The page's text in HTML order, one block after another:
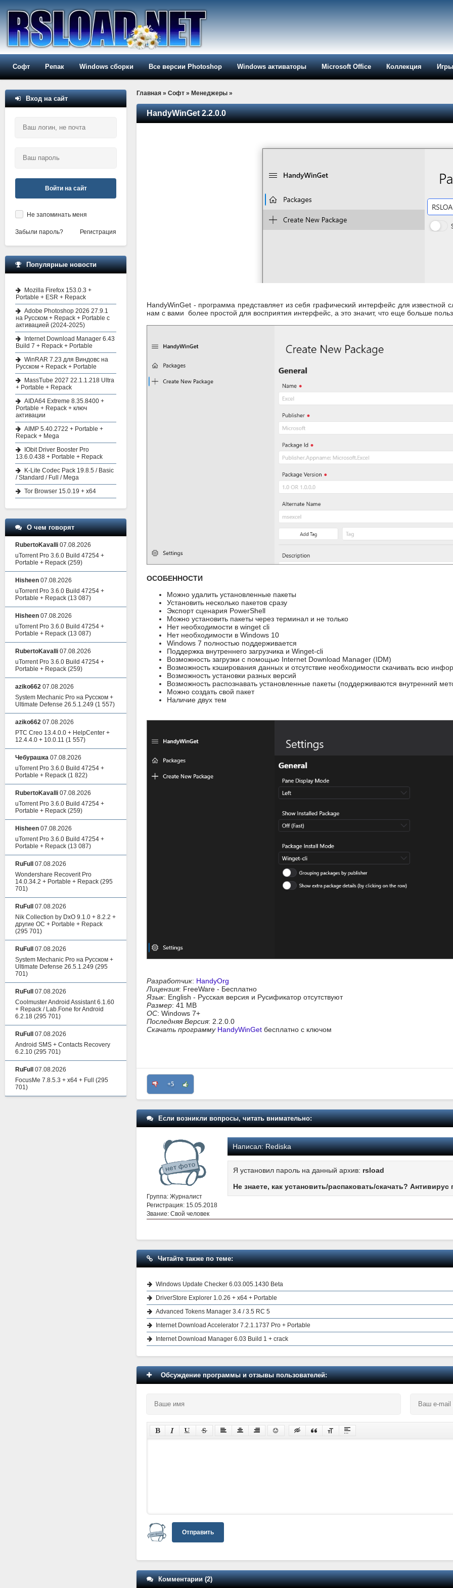
Софт Репак Windows сборки Все версии Photoshop Windows активаторы Microsoft Office Коллекция Игры
Главная » Софт » Менеджеры »
HandyWinGet 2.2.0.0
HandyWinGet - программа представляет из себя графический интерфейс для
нам с вами более простой для восприятия интерфейс, а это значит, что еще больше
ОСОБЕННОСТИ
Можно удалить установленные пакеты
Установить несколько пакетов сразу
Экспорт сценария PowerShell
Можно установить пакеты через терминал и не только
Нет необходимости в winget cli
Нет необходимости в Windows 10
Windows 7 полностью поддерживается
Поддержка внутреннего загрузчика и Winget-cli
Возможность загрузки с помощью Internet Download Manager (IDM)
Возможность кэширования данных и отсутствие необходимости скачивать всю
Возможность установки разных версий
Возможность распознавать установленные пакеты (поддерживаются внутренний
Можно создать свой пакет
Наличие двух тем
Разработчик: HandyOrg
Лицензия: FreeWare - Бесплатно
Язык: English - Русская версия и Русификатор отсутствуют
Размер: 41 MB
ОС: Windows 7+
Последняя Версия: 2.2.0.0
Скачать программу HandyWinGet бесплатно с ключом
+5
Если возникли вопросы, читать внимательно:
Группа: Журналист
Регистрация: 15.05.2018
Звание: Свой человек
Написал:Rediska
Я установил пароль на данный архив: rsload
Не знаете, как установить/распаковать/скачать?
Читайте также по теме:
Windows Update Checker 6.03.005.1430 Beta
DriverStore Explorer 1.0.26 + x64 + Portable
Advanced Tokens Manager 3.4 / 3.5 RC 5
Internet Download Accelerator 7.2.1.1737 Pro + Portable
Internet Download Manager 6.03 Build 1 + crack
Обсуждение программы и отзывы пользователей:
Отправить
Комментарии (2)
Вход на сайт
Войти на сайт
Не запоминать меня
Забыли пароль? Регистрация
Популярные новости
Mozilla Firefox 153.0.3 +
Portable + ESR + Repack
Adobe Photoshop 2026 27.9.1
на Русском + Repack + Portable с
активацией (2024-2025)
Internet Download Manager 6.43
Build 7 + Repack + Portable
WinRAR 7.23 для Виндовс на
Русском + Repack + Portable
MassTube 2027 22.1.1.218 Ultra
+ Portable + Repack
AIDA64 Extreme 8.35.8400 +
Portable + Repack + ключ
активации
AIMP 5.40.2722 + Portable +
Repack + Mega
IObit Driver Booster Pro
13.6.0.438 + Portable + Repack
K-Lite Codec Pack 19.8.5 / Basic
/ Standard / Full / Mega
Tor Browser 15.0.19 + x64
О чем говорят
RubertoKavalli 07.08.2026
uTorrent Pro 3.6.0 Build 47254 +
Portable + Repack (259)
Hisheen 07.08.2026
uTorrent Pro 3.6.0 Build 47254 +
Portable + Repack (13 087)
Hisheen 07.08.2026
uTorrent Pro 3.6.0 Build 47254 +
Portable + Repack (13 087)
RubertoKavalli 07.08.2026
uTorrent Pro 3.6.0 Build 47254 +
Portable + Repack (259)
aziko662 07.08.2026
System Mechanic Pro на Русском +
Ultimate Defense 26.5.1.249 (1 557)
aziko662 07.08.2026
PTC Creo 13.4.0.0 + HelpCenter +
12.4.4.0 + 10.0.11 (1 557)
Чебурашка 07.08.2026
uTorrent Pro 3.6.0 Build 47254 +
Portable + Repack (1 822)
RubertoKavalli 07.08.2026
uTorrent Pro 3.6.0 Build 47254 +
Portable + Repack (259)
Hisheen 07.08.2026
uTorrent Pro 3.6.0 Build 47254 +
Portable + Repack (13 087)
RuFull
07.08.2026
Wondershare Recoverit Pro
14.0.34.2 + Portable + Repack (295
701)
RuFull
07.08.2026
Nik Collection by DxO 9.1.0 + 8.2.2 +
другие ОС + Portable + Repack
(295 701)
RuFull
07.08.2026
System Mechanic Pro на Русском +
Ultimate Defense 26.5.1.249 (295
701)
RuFull
07.08.2026
Coolmuster Android Assistant 6.1.60
+ Repack / Lab.Fone for Android
6.2.18 (295 701)
RuFull
07.08.2026
Android SMS + Contacts Recovery
6.2.10 (295 701)
RuFull
07.08.2026
FocusMe 7.8.5.3 + x64 + Full
(295
701)